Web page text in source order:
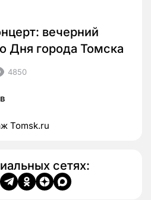
вечерний
Дня города Томска
4850
Tomsk.ru
сетях: